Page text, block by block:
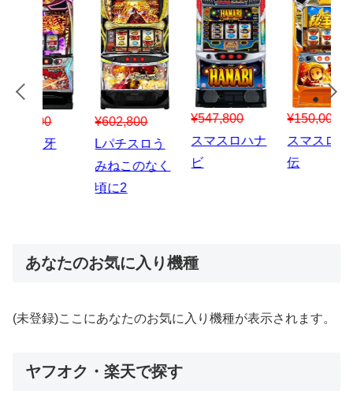
¥547,800
スマスロハナ
¥150,000
スマスロ秘宝
伝
¥1,867,800
Lパチスロ 炎
炎ノ消防隊2
あなたのお気に入り機種
(未登録)ここにあなたのお気に入り機種が表示されます。
ヤフオク・楽天で探す